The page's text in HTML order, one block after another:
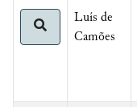
Luís de
Camões